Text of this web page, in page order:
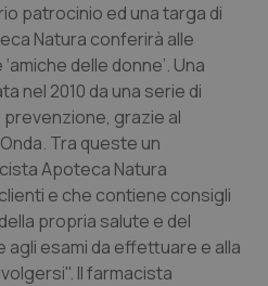
di Bolzano
di Trento
Rettocolite Ulcerosa
patrocinio ed una targa di
Natura conferirà alle
delle donne’. Una
nel 2010 da una serie di
grazie al
Tra queste un
Apoteca Natura
e che contiene consigli
propria salute e del
esami da effettuare e alla
Il farmacista